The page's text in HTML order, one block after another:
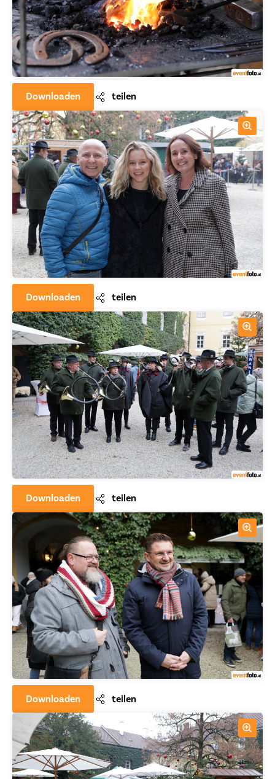
Downloaden teilen
Downloaden teilen
Downloaden teilen
Downloaden teilen